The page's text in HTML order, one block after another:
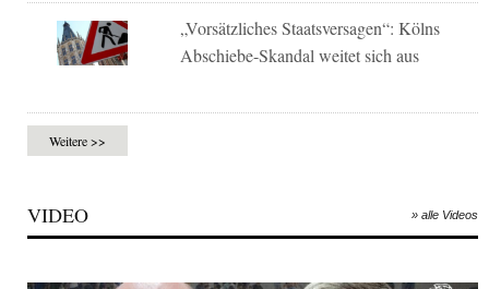
„Vorsätzliches Staatsversagen“: Kölns
Abschiebe-Skandal weitet sich aus
Weitere >>
VIDEO » alle Videos